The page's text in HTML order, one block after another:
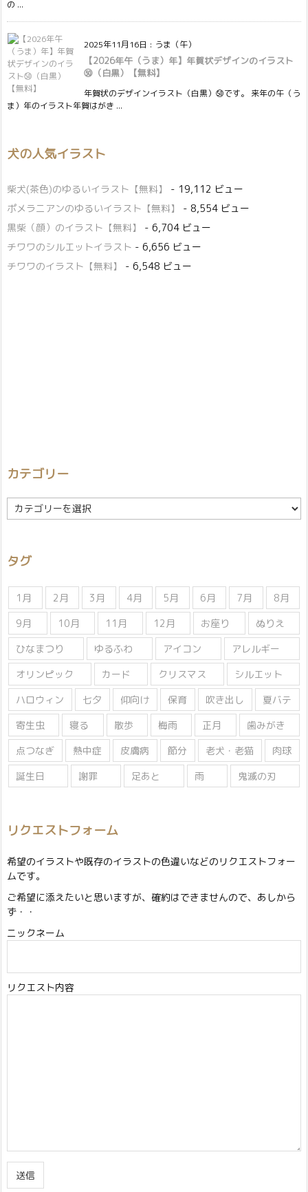
の ...
2025年11月16日 : うま（午）
【2026年午（うま）年】年賀状デザインのイラスト
㊿（白黒）【無料】
年賀状のデザインイラスト（白黒）㊿です。 来年の午（う
ま）年のイラスト年賀はがき ...
犬の人気イラスト
柴犬(茶色)のゆるいイラスト【無料】
- 19,112 ビュー
ポメラニアンのゆるいイラスト【無料】
- 8,554 ビュー
黒柴（顔）のイラスト【無料】
- 6,704 ビュー
チワワのシルエットイラスト - 6,656 ビュー
チワワのイラスト【無料】
- 6,548 ビュー
カテゴリー
カ
テ
ー
タグ
1月 2月 3月 4月 5月 6月 7月
8月
9月
10月 11月 12月 お座り
ぬりえ
ひなまつり
ゆるふわ アイコン
アレルギー
オリンピック
カード クリスマス
シルエット
ハロウィン
七夕 仰向け 保育 吹き出し
夏バテ
寄生虫
寝る 散歩 梅雨 正月
歯みがき
点つなぎ
熱中症 皮膚病 節分 老犬・老猫
肉球
誕生日
謝罪 足あと 雨 鬼滅の刃
リクエストフォーム
希望のイラストや既存のイラストの色違いなどのリクエストフォー
ムです。
ご希望に添えたいと思いますが、確約はできませんので、あしから
ず・・
ニックネーム
リクエスト内容